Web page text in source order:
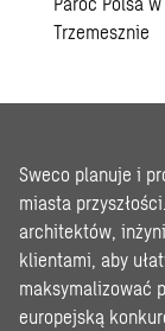
w
Trzemesznie
Sweco planuje i
miasta
architektów,
klientami, aby
maksymalizować
europejską